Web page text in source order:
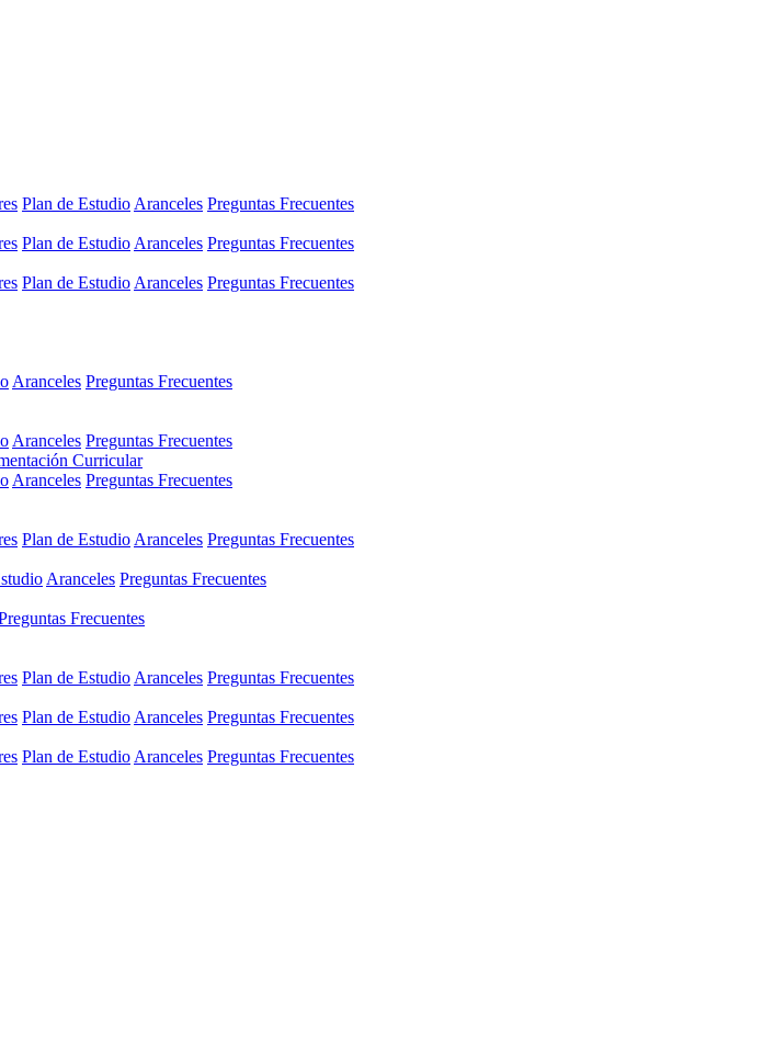
Plan de Estudio Aranceles Preguntas Frecuentes
Plan de Estudio Aranceles Preguntas Frecuentes
Plan de Estudio Aranceles Preguntas Frecuentes
Aranceles Preguntas Frecuentes
Aranceles Preguntas Frecuentes
Curricular
Aranceles Preguntas Frecuentes
Plan de Estudio Aranceles Preguntas Frecuentes
Aranceles Preguntas Frecuentes
Frecuentes
Plan de Estudio Aranceles Preguntas Frecuentes
Plan de Estudio Aranceles Preguntas Frecuentes
Plan de Estudio Aranceles Preguntas Frecuentes